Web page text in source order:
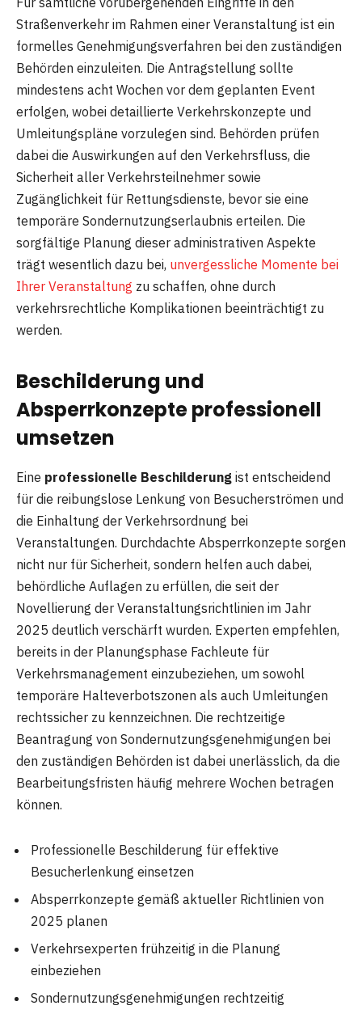
Straßenverkehr im Rahmen einer Veranstaltung ist ein
formelles Genehmigungsverfahren bei den zuständigen
Behörden einzuleiten. Die Antragstellung sollte
mindestens acht Wochen vor dem geplanten Event
erfolgen, wobei detaillierte Verkehrskonzepte und
Umleitungspläne vorzulegen sind. Behörden prüfen
dabei die Auswirkungen auf den Verkehrsfluss, die
Sicherheit aller Verkehrsteilnehmer sowie
Zugänglichkeit für Rettungsdienste, bevor sie eine
temporäre Sondernutzungserlaubnis erteilen. Die
sorgfältige Planung dieser administrativen Aspekte
trägt wesentlich dazu bei, unvergessliche Momente bei
Ihrer Veranstaltung zu schaffen, ohne durch
verkehrsrechtliche Komplikationen beeinträchtigt zu
werden.
Beschilderung und
Absperrkonzepte professionell
umsetzen
Eine professionelle Beschilderung ist entscheidend
für die reibungslose Lenkung von Besucherströmen und
die Einhaltung der Verkehrsordnung bei
Veranstaltungen. Durchdachte Absperrkonzepte sorgen
nicht nur für Sicherheit, sondern helfen auch dabei,
behördliche Auflagen zu erfüllen, die seit der
Novellierung der Veranstaltungsrichtlinien im Jahr
2025 deutlich verschärft wurden. Experten empfehlen,
bereits in der Planungsphase Fachleute für
Verkehrsmanagement einzubeziehen, um sowohl
temporäre Halteverbotszonen als auch Umleitungen
rechtssicher zu kennzeichnen. Die rechtzeitige
Beantragung von Sondernutzungsgenehmigungen bei
den zuständigen Behörden ist dabei unerlässlich, da die
Bearbeitungsfristen häufig mehrere Wochen betragen
können.
Professionelle Beschilderung für effektive
Besucherlenkung einsetzen
Absperrkonzepte gemäß aktueller Richtlinien von
2025 planen
Verkehrsexperten frühzeitig in die Planung
einbeziehen
Sondernutzungsgenehmigungen rechtzeitig